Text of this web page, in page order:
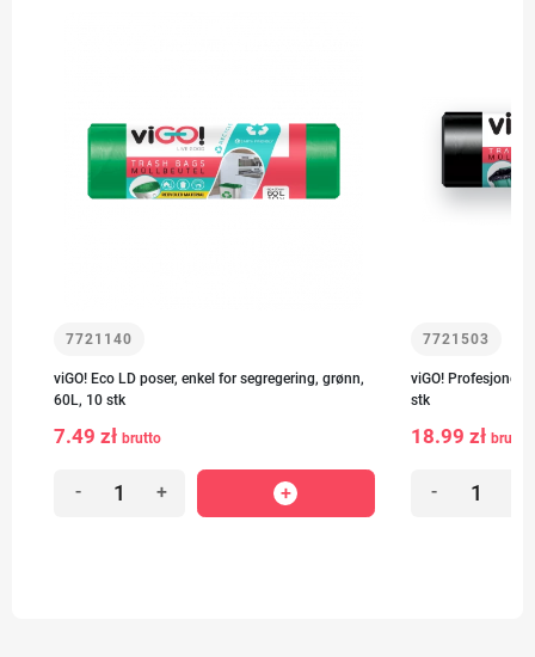
7721140
viGO! Eco LD poser, enkel for segregering, grønn,
60L, 10 stk
7.49 zł brutto
- +
7721503
viGO!
stk
18.99 zł brutto
-